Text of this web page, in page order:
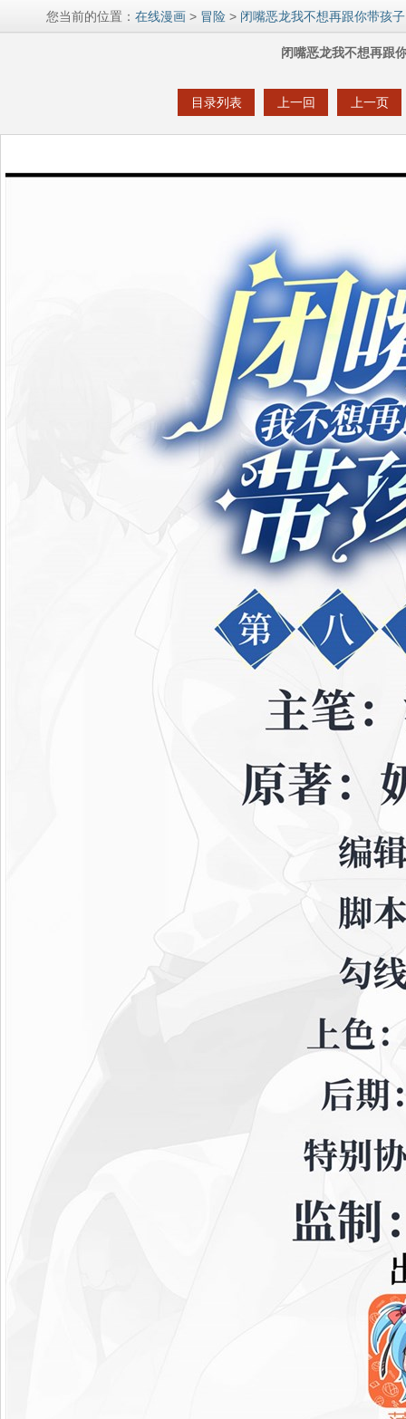
您当前的位置：在线漫画 > 冒险 > 闭嘴恶龙我不想再跟你带孩
闭嘴恶龙我不想再跟
目录列表 上一回 上一页